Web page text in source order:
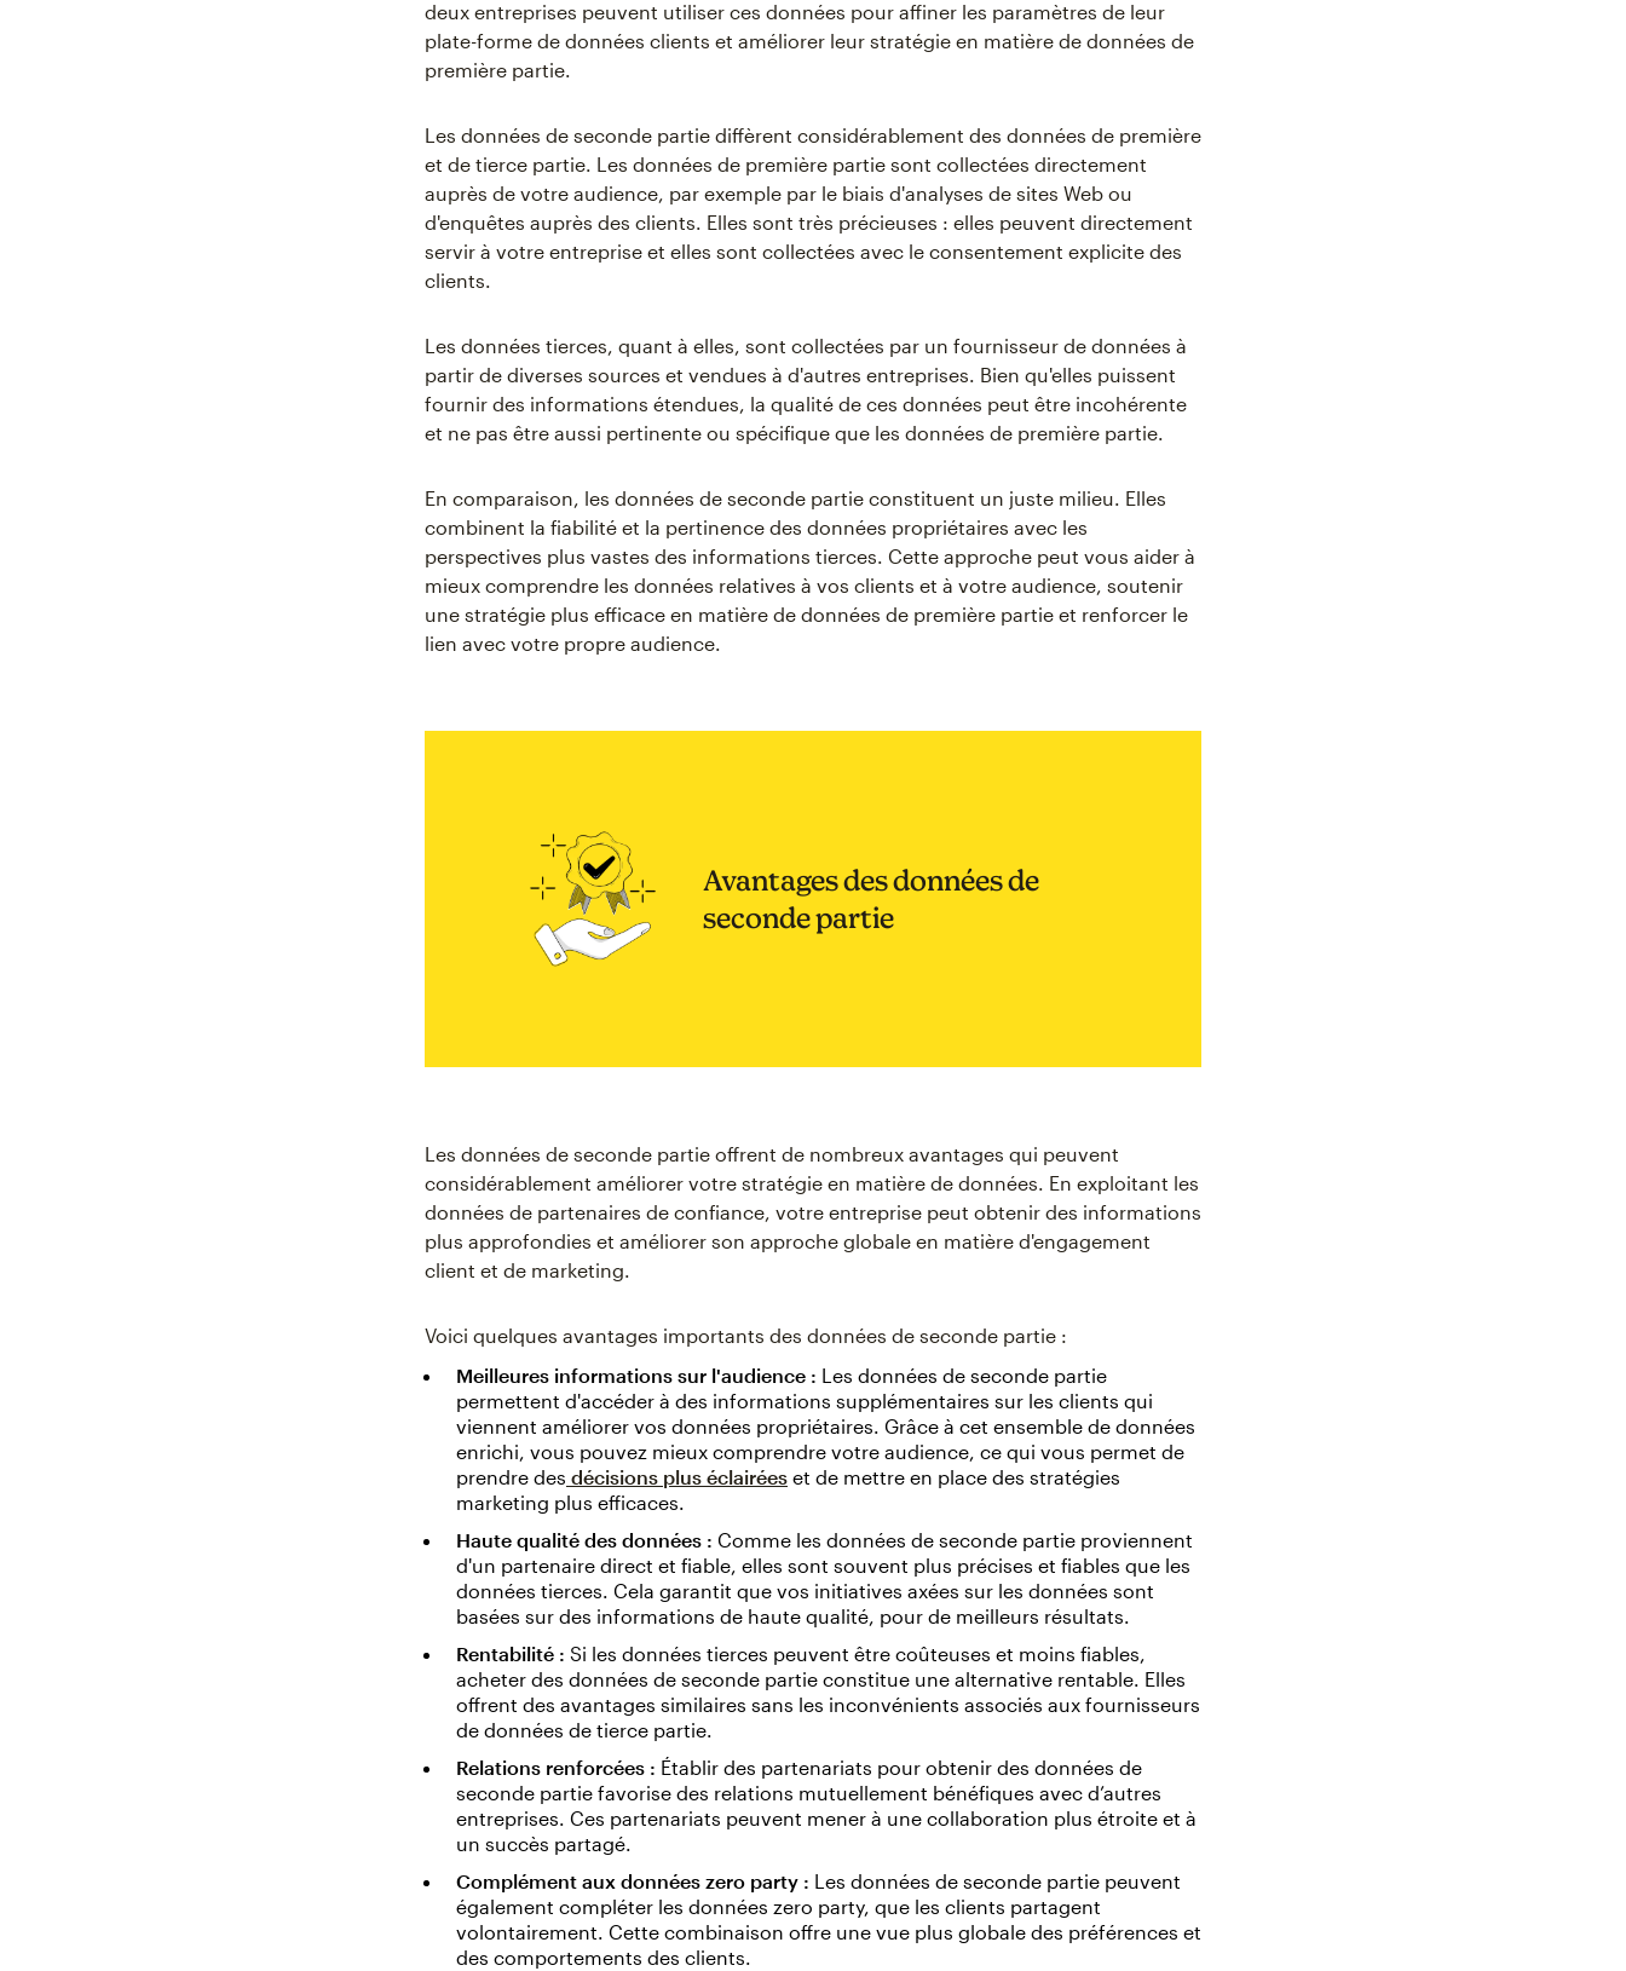
deux entreprises peuvent utiliser ces données pour affiner les paramètres de leur
plate-forme de données clients et améliorer leur stratégie en matière de données de
première partie.
Les données de seconde partie diffèrent considérablement des données de première
et de tierce partie. Les données de première partie sont collectées directement
auprès de votre audience, par exemple par le biais d'analyses de sites Web ou
d'enquêtes auprès des clients. Elles sont très précieuses : elles peuvent directement
servir à votre entreprise et elles sont collectées avec le consentement explicite des
clients.
Les données tierces, quant à elles, sont collectées par un fournisseur de données à
partir de diverses sources et vendues à d'autres entreprises. Bien qu'elles puissent
fournir des informations étendues, la qualité de ces données peut être incohérente
et ne pas être aussi pertinente ou spécifique que les données de première partie.
En comparaison, les données de seconde partie constituent un juste milieu. Elles
combinent la fiabilité et la pertinence des données propriétaires avec les
perspectives plus vastes des informations tierces. Cette approche peut vous aider à
mieux comprendre les données relatives à vos clients et à votre audience, soutenir
une stratégie plus efficace en matière de données de première partie et renforcer le
lien avec votre propre audience.
Avantages des données de
seconde partie
Les données de seconde partie offrent de nombreux avantages qui peuvent
considérablement améliorer votre stratégie en matière de données. En exploitant les
données de partenaires de confiance, votre entreprise peut obtenir des informations
plus approfondies et améliorer son approche globale en matière d'engagement
client et de marketing.
Voici quelques avantages importants des données de seconde partie :
Meilleures informations sur l'audience : Les données de seconde partie
permettent d'accéder à des informations supplémentaires sur les clients qui
viennent améliorer vos données propriétaires. Grâce à cet ensemble de données
enrichi, vous pouvez mieux comprendre votre audience, ce qui vous permet de
prendre des décisions plus éclairées et de mettre en place des stratégies
marketing plus efficaces.
Haute qualité des données : Comme les données de seconde partie proviennent
d'un partenaire direct et fiable, elles sont souvent plus précises et fiables que les
données tierces. Cela garantit que vos initiatives axées sur les données sont
basées sur des informations de haute qualité, pour de meilleurs résultats.
Rentabilité : Si les données tierces peuvent être coûteuses et moins fiables,
acheter des données de seconde partie constitue une alternative rentable. Elles
offrent des avantages similaires sans les inconvénients associés aux fournisseurs
de données de tierce partie.
Relations renforcées : Établir des partenariats pour obtenir des données de
seconde partie favorise des relations mutuellement bénéfiques avec d’autres
entreprises. Ces partenariats peuvent mener à une collaboration plus étroite et à
un succès partagé.
Complément aux données zero party : Les données de seconde partie peuvent
également compléter les données zero party, que les clients partagent
volontairement. Cette combinaison offre une vue plus globale des préférences et
des comportements des clients.